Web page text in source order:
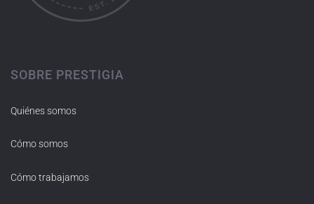
SOBRE PRESTIGIA
Quiénes somos
Cómo somos
Cómo trabajamos